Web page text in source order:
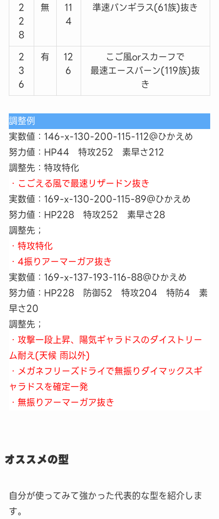
2
2
8
無
11
4
準速バンギラス(61族)抜き
2
3
6
有
12
6
こご風orスカーフで
最速エースバーン(119族)抜
き
調整例
実数値：146-x-130-200-115-112＠ひかえめ
努力値：HP44 特攻252 素早さ212
調整先：特攻特化
・こごえる風で最速リザードン抜き
実数値：169-x-130-200-115-89＠ひかえめ
努力値：HP228 特攻252 素早さ28
調整先；
・特攻特化
・4振りアーマーガア抜き
実数値：169-x-137-193-116-88＠ひかえめ
努力値：HP228 防御52 特攻204 特防4 素
早さ20
調整先；
・攻撃一段上昇、陽気ギャラドスのダイストリー
ム耐え(天候 雨以外)
・メガネフリーズドライで無振りダイマックスギ
ャラドスを確定一発
・無振りアーマーガア抜き
オススメの型
自分が使ってみて強かった代表的な型を紹介しま
す。